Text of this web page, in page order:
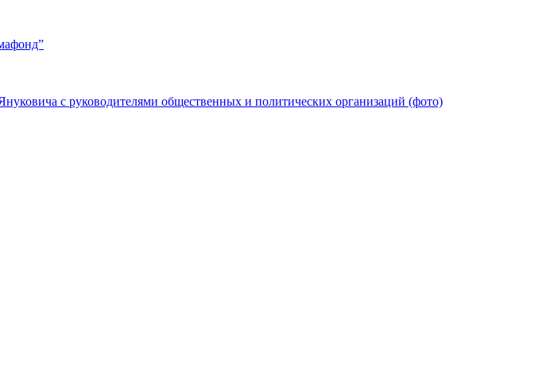
с руководителями общественных и политических организаций (фото)